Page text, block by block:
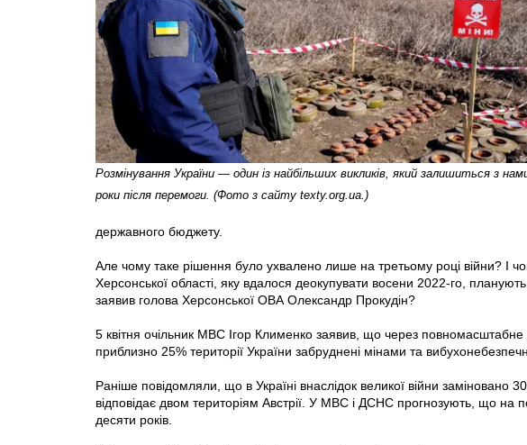
Розмінування України — один із найбільших викликів, який залишиться з
роки після перемоги. (Фото з сайту texty.org.ua.)
державного бюджету.
Але чому таке рішення було ухвалено лише на третьому році війни? І
Херсонської області, яку вдалося деокупувати восени 2022-го,
заявив голова Херсонської ОВА Олександр Прокудін?
5 квітня очільник МВС Ігор Клименко заявив, що через повномасштабне
приблизно 25% території України забруднені мінами та
Раніше повідомляли, що в Україні внаслідок великої війни заміновано
відповідає двом територіям Австрії. У МВС і ДСНС прогнозують, що на
десяти років.